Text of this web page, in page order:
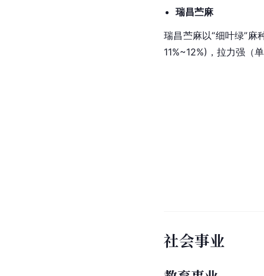
瑞昌苎麻
瑞昌苎麻以“细叶绿”麻
11%~12%)，拉力强（
社会事业